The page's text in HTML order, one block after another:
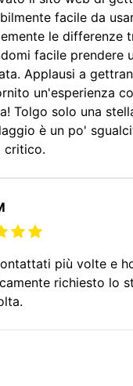
facile da
le differenze
facile prendere
Applausi a
un'esperienza
Tolgo solo una
è un po'
critico.
più volte e
richiesto lo